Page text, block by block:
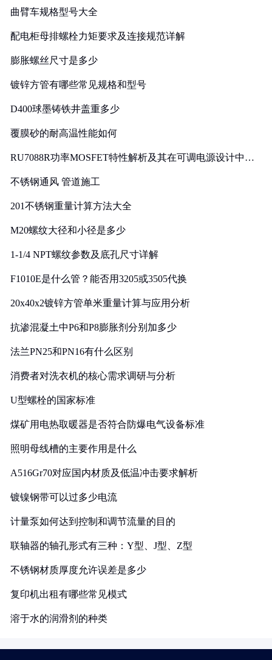
曲臂车规格型号大全
配电柜母排螺栓力矩要求及连接规范详解
膨胀螺丝尺寸是多少
镀锌方管有哪些常见规格和型号
D400球墨铸铁井盖重多少
覆膜砂的耐高温性能如何
RU7088R功率MOSFET特性解析及其在可调电源设计中的
不锈钢通风 管道施工
201不锈钢重量计算方法大全
M20螺纹大径和小径是多少
1-1/4 NPT螺纹参数及底孔尺寸详解
F1010E是什么管？能否用3205或3505代换
20x40x2镀锌方管单米重量计算与应用分析
抗渗混凝土中P6和P8膨胀剂分别加多少
法兰PN25和PN16有什么区别
消费者对洗衣机的核心需求调研与分析
U型螺栓的国家标准
煤矿用电热取暖器是否符合防爆电气设备标准
照明母线槽的主要作用是什么
A516Gr70对应国内材质及低温冲击要求解析
镀镍钢带可以过多少电流
计量泵如何达到控制和调节流量的目的
联轴器的轴孔形式有三种：Y型、J型、Z型
不锈钢材质厚度允许误差是多少
复印机出租有哪些常见模式
溶于水的润滑剂的种类